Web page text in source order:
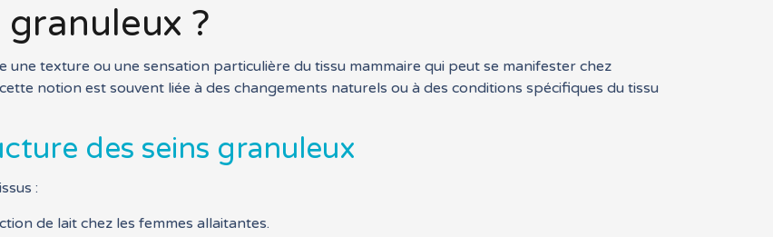
granuleux ?
une texture ou une sensation particulière du tissu mammaire qui peut se manifester chez
notion est souvent liée à des changements naturels ou à des conditions spécifiques du tissu
des seins granuleux
:
de lait chez les femmes allaitantes.